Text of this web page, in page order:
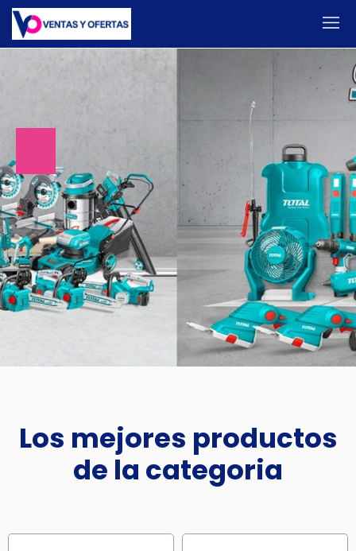
Los mejores productos
de la categoria